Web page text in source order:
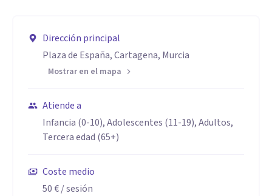
Dirección principal
Plaza de España, Cartagena, Murcia
Mostrar en el mapa
Atiende a
Infancia (0-10), Adolescentes (11-19), Adultos,
Tercera edad (65+)
Coste medio
50 €/ sesión